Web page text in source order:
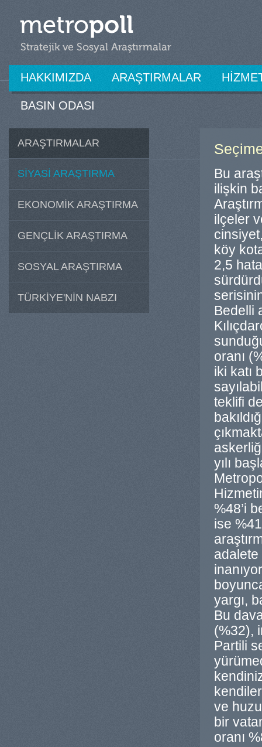
HAKKIMIZDA ARAŞTIRMALAR
BASIN ODASI
ARAŞTIRMALAR
SİYASİ ARAŞTIRMA
EKONOMİK ARAŞTIRMA
GENÇLİK ARAŞTIRMA
SOSYAL ARAŞTIRMA
TÜRKİYE'NİN NABZI
Bu
ilişkin
ilçeler
köy
2,5
Bedelli
oranı
iki katı
teklifi
yılı
%48’i
ise
yargı,
Bu
(%32),
Partili
ve
bir
oranı